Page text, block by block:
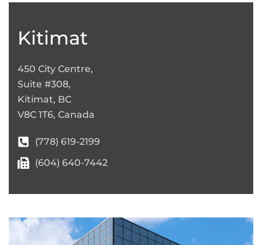
−
Kitimat
450 City Centre,
Suite #308,
Kitimat, BC
V8C 1T6, Canada
(778) 619-2199
(604) 640-7442